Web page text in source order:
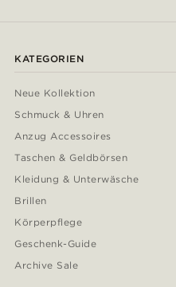
KATEGORIEN
Neue Kollektion
Schmuck & Uhren
Anzug Accessoires
Taschen & Geldbörsen
Kleidung & Unterwäsche
Brillen
Körperpflege
Geschenk-Guide
Archive Sale